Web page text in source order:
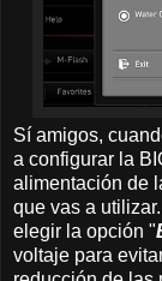
Sí amigos,
a configurar la
alimentación de
que vas a
elegir la opción "
voltaje para